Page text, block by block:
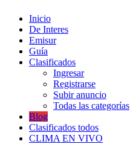
Inicio
De Interes
Emisur
Guía
Clasificados
Ingresar
Registrarse
Subir anuncio
Todas las categorías
Blog
Clasificados todos
CLIMA EN VIVO